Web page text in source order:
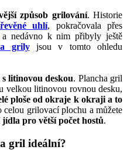
způsob grilování. Historie
uhlí, pokračovala přes
a nedávno k nim přibyly ještě
grilyjsou v tomto ohledu
litinovou deskou. Plancha gril
velkou litinovou rovnou desku,
ploše od okraje k okraji a to
celou grilovací plochu a můžete
pro větší počet hostů.
gril ideální?